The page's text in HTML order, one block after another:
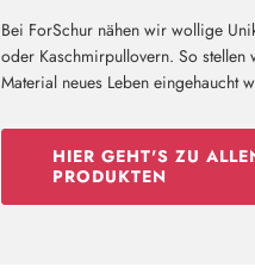
Bei ForSchur nähen wir wollige
oder Kaschmirpullovern. So
Material neues Leben eingehaucht
HIER GEHT'S ZU
PRODUKTEN
Melde dich